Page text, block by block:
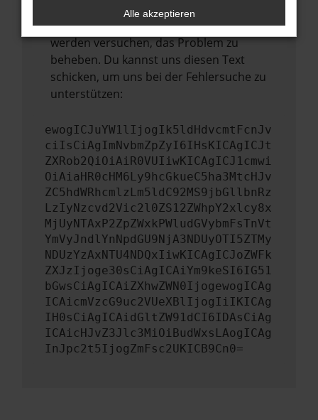
Wenn du alle oben genannten Schritte
versucht hast, kontaktiere uns bitte. Wir
werden versuchen, das Problem zu
beheben. Du kannst uns diesen Text
schicken, um uns bei der Fehlersuche zu
unterstützen:
ewogICJuYW1lIjogIk5ldHdvcmtFcnJv
ciIsCiAgImNvbmZpZyI6IHsKICAgICJt
ZXRob2QiOiAiR0VUIiwKICAgICJ1cmwi
OiAiaHR0cHM6Ly9hcGkueC5ha3MtcHJv
ZC5hdWRhcmlzLm5ldC92MS9jbGllbnRz
LzIyNzcvd2Vic2l0ZS12ZWhpY2xlcy8x
MjUyNTAxP2ZpZWxkPWludGVybmFsTnVt
YmVyJndlYnNpdGU9NjA3NDUyOTI5ZTMy
NDUzYzAxNTU4NDQxIiwKICAgICJoZWFk
ZXJzIjoge30sCiAgICAiYm9keSI6IG51
bGwsCiAgICAiZXhwZWN0IjogewogICAg
ICAicmVzcG9uc2VUeXBlIjogIiIKICAg
IH0sCiAgICAidGltZW91dCI6IDAsCiAg
ICAicHJvZ3Jlc3MiOiBudWxsLAogICAg
InJpc2t5IjogZmFsc2UKICB9Cn0=
Alle akzeptieren